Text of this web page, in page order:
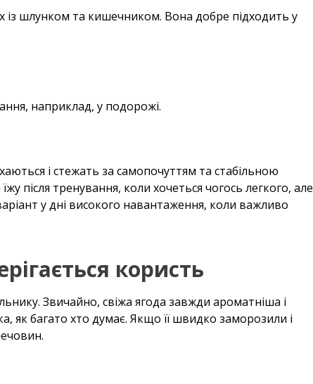
із шлунком та кишечником. Вона добре підходить у
наприклад, у подорожі.
і стежать за самопочуттям та стабільною
після тренування, коли хочеться чогось легкого, але
у дні високого навантаження, коли важливо
користь
Звичайно, свіжа ягода завжди ароматніша і
як багато хто думає. Якщо її швидко заморозили і